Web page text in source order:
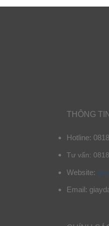
THÔNG
Hotline:
Tư vấn:
Website:
Email: